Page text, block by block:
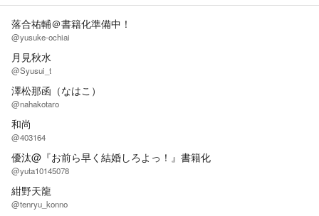
落合祐輔＠書籍化準備中！
@yusuke-ochiai
月見秋水
@Syusui_t
澤松那函（なはこ）
@nahakotaro
和尚
@403164
優汰@『お前ら早く結婚しろよっ！』書籍化
@yuta10145078
紺野天龍
@tenryu_konno